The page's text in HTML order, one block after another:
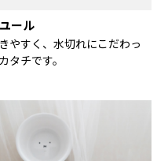
ール
やすく、水切れにこだわっ
タチです。